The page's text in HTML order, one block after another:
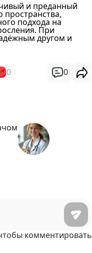
и преданный
пространства,
подхода на
При
другом и
0 0
комментировать